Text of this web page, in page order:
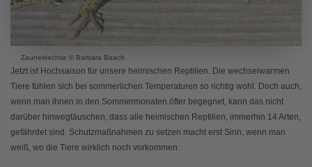
Zauneidechse © Barbara Baach
Jetzt ist Hochsaison für unsere heimischen Reptilien. Die wechselwarmen
Tiere fühlen sich bei sommerlichen Temperaturen so richtig wohl. Doch auch,
wenn man ihnen in den Sommermonaten öfter begegnet, kann das nicht
darüber hinwegtäuschen, dass alle heimischen Reptilien, immerhin 14 Arten,
gefährdet sind. Schutzmaßnahmen zu setzen macht erst Sinn, wenn man
weiß, wo die Tiere wirklich noch vorkommen.